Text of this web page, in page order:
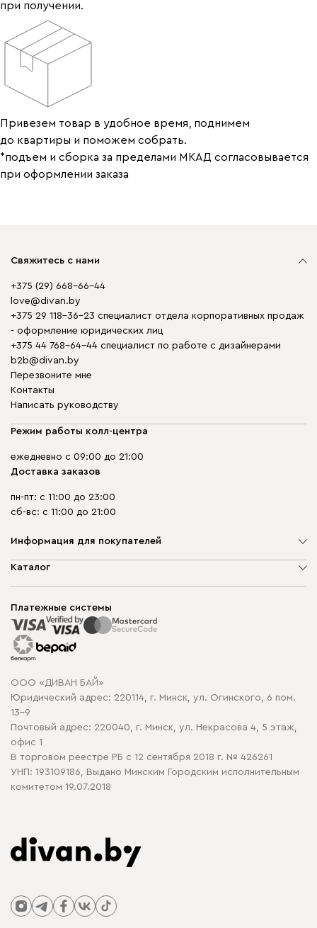
при получении.
Привезем товар в удобное время, поднимем
до квартиры и поможем собрать.
*подъем и сборка за пределами МКАД согласовывается
при оформлении заказа
Свяжитесь с нами
+375 (29) 668-66-44
love@divan.by
+375 29 118-36-23 специалист отдела корпоративных продаж
- оформление юридических лиц
+375 44 768-64-44 специалист по работе с дизайнерами
b2b@divan.by
Перезвоните мне
Контакты
Написать руководству
Режим работы колл-центра
ежедневно с 09:00 до 21:00
Доставка заказов
пн-пт: с 11:00 до 23:00
сб-вс: с 11:00 до 21:00
Информация для покупателей
О компании
Способы оплаты
Рассрочка и кредит
Гарантия
Карта сайта
Политика конфиденциальности
Политика в отношении обработки cookie
Каталог
Корпусная мебель
Распродажа мебели
Платежные системы
ООО «ДИВАН БАЙ»
Юридический адрес: 220114, г. Минск, ул. Огинского, 6 пом.
13-9
Почтовый адрес: 220040, г. Минск, ул. Некрасова 4, 5 этаж,
офис 1
В торговом реестре РБ с 12 сентября 2018 г. № 426261
УНП: 193109186, Выдано Минским Городским исполнительным
комитетом 19.07.2018